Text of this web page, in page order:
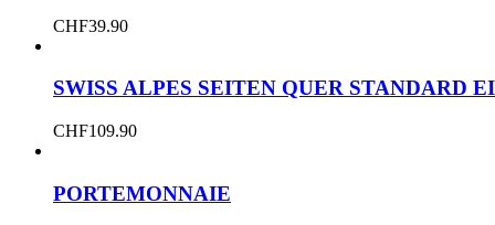
CHF39.90
SWISS ALPES SEITEN QUER STANDARD
CHF109.90
PORTEMONNAIE